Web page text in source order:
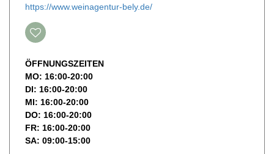
https://www.weinagentur-bely.de/
ÖFFNUNGSZEITEN
MO: 16:00-20:00
DI: 16:00-20:00
MI: 16:00-20:00
DO: 16:00-20:00
FR: 16:00-20:00
SA: 09:00-15:00